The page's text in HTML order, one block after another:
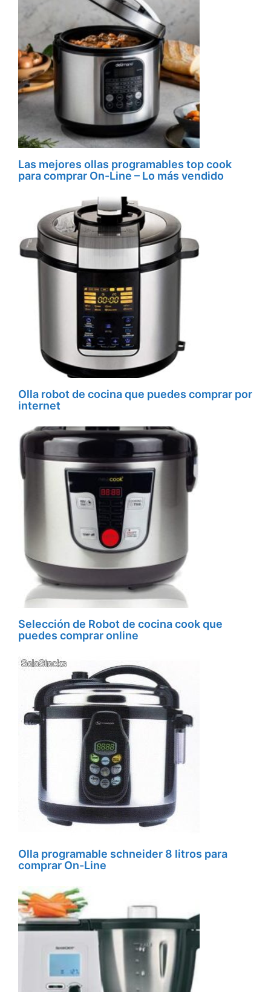
Las mejores ollas programables top cook
para comprar On-Line – Lo más vendido
Olla robot de cocina que puedes comprar por
internet
Selección de Robot de cocina cook que
puedes comprar online
Olla programable schneider 8 litros para
comprar On-Line